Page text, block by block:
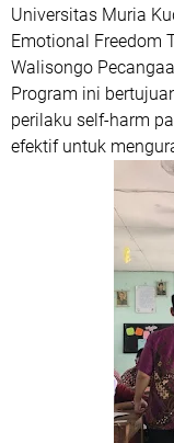
Universitas Muria
Emotional Freedom
Walisongo
Program ini
perilaku self-harm
efektif untuk